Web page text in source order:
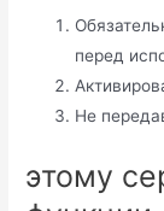
перед
Не
этому